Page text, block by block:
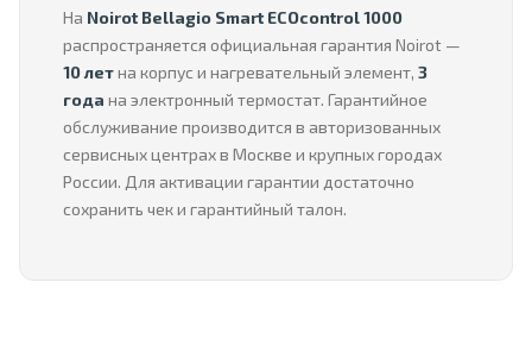
На Noirot Bellagio Smart ECOcontrol 1000
распространяется официальная гарантия Noirot —
10 летна корпус и нагревательный элемент, 3
года на электронный термостат. Гарантийное
обслуживание производится в авторизованных
сервисных центрах в Москве и крупных городах
России. Для активации гарантии достаточно
сохранить чек и гарантийный талон.